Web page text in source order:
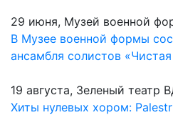
29 июня, Музей военной
В Музее военной формы
ансамбля солистов
19 августа, Зеленый театр
Хиты нулевых хором: